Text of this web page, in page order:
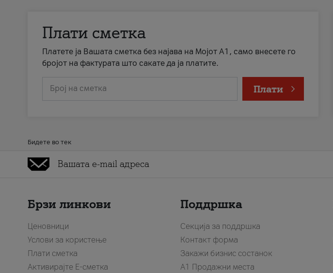
Плати сметка
Платете ја Вашата сметка без најава на Мојот А1, само внесете го
бројот на фактурата што сакате да ја платите.
Број на сметка Плати
Бидете во тек
Брзи линкови
Ценовници
Услови за користење
Плати сметка
Активирајте Е-сметка
Поддршка
Секција за поддршка
Контакт форма
Закажи бизнис состанок
A1 Продажни места